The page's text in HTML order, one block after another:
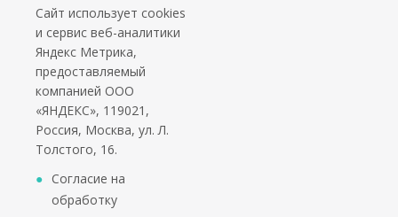
Подпишитесь на еженедельный новостной бюллетень и получайте наши
лучшие материалы каждую пятницу!
Социальные сети
*работаем только с юридическими лицами и ИП
Сайт использует cookies
и сервис веб-аналитики
Яндекс Метрика,
предоставляемый
компанией ООО
«ЯНДЕКС», 119021,
Россия, Москва, ул. Л.
Толстого, 16.
Согласие на
обработку